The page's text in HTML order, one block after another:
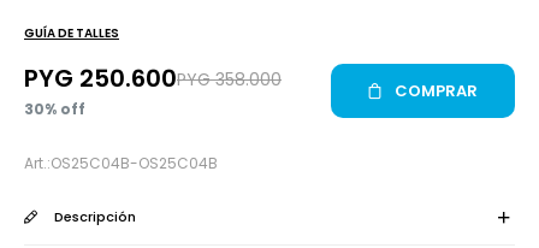
OS25C04B-OS25C04B
GUÍA DE TALLES
PYG 250.600PYG 358.000
30
COMPRAR
Descripción